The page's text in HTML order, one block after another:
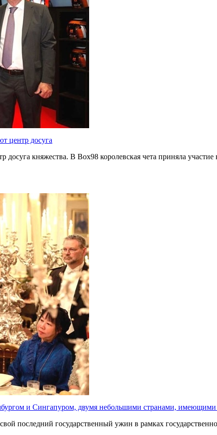
центр досуга
княжества. В Box98 королевская чета приняла
и Сингапуром, двумя небольшими странами, имеющими
последний государственный ужин в рамках